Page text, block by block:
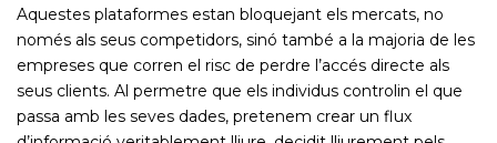
Aquestes plataformes estan bloquejant els mercats, no
només als seus competidors, sinó també a la majoria de les
empreses que corren el risc de perdre l’accés directe als
seus clients. Al permetre que els individus controlin el que
passa amb les seves dades, pretenem crear un flux